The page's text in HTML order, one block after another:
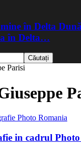
în Delta
în Delta…
Parisi
in cadrul